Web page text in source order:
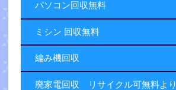
パソコン回収無料
ミシン 回収無料
編み機回収
廃家電回収 リサイクル可無料より